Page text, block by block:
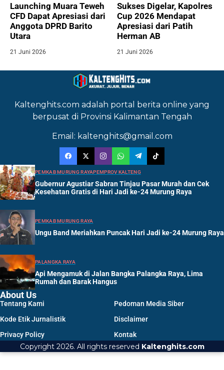
Launching Muara Teweh
CFD Dapat Apresiasi dari
Anggota DPRD Barito
Utara
21 Juni 2026
Sukses Digelar, Kapolres
Cup 2026 Mendapat
Apresiasi dari Patih
Herman AB
21 Juni 2026
Kaltenghits.com adalah portal berita online yang
berpusat di Provinsi Kalimantan Tengah
Email: kaltenghits@gmail.com
PEMKAB MURUNG RAYAPEMPROV KALTENG
Gubernur Agustiar Sabran Tinjau Pasar Murah dan Cek
Kesehatan Gratis di Hari Jadi ke-24 Murung Raya
PEMKAB MURUNG RAYA
Ungu Band Meriahkan Puncak Hari Jadi ke-24 Murung Raya
PALANGKA RAYA
Api Mengamuk di Jalan Bangka Palangka Raya, Lima
Rumah dan Barak Hangus
About Us
Tentang Kami
Pedoman Media Siber
Kode Etik Jurnalistik
Disclaimer
Privacy Policy
Kontak
Copyright 2026. All rights reserved Kaltenghits.com